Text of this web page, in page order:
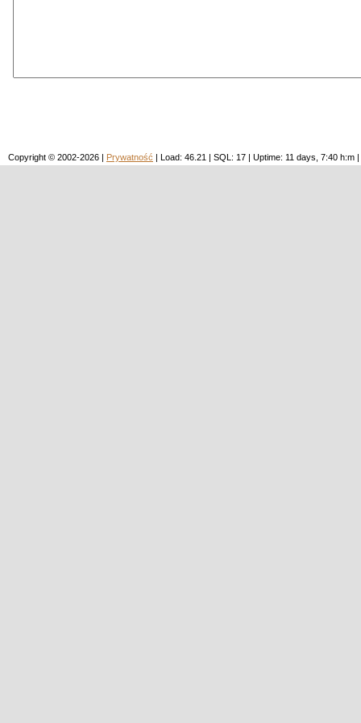
Copyright © 2002-2026 | Prywatność | Load: 46.21 | SQL: 17 | Uptime: 11 days, 7:40